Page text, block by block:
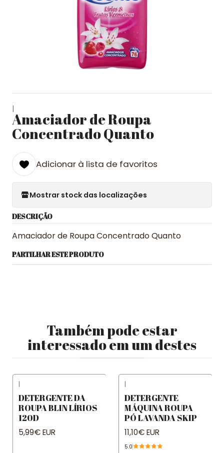
|
Amaciador de Roupa
Concentrado Quanto
Adicionar à lista de favoritos
Mostrar stock das localizações
DESCRIÇÃO
Amaciador de Roupa Concentrado Quanto
PARTILHAR ESTE PRODUTO
Também pode estar
interessado em um destes
|
DETERGENTE DA
ROUPA BLIN LÍRIOS
120D
5,99€ EUR
|
DETERGENTE
MÁQUINA ROUPA
PÓ LAVANDA SKIP
11,10€ EUR
5.0